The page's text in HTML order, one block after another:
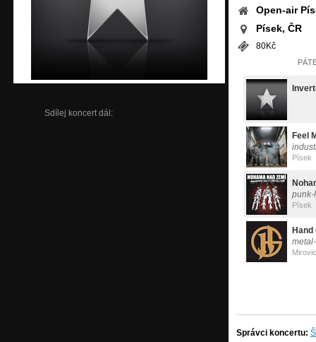
Sdílej koncert dál:
Open-air
Písek, ČR
80Kč
Feel
Písek
punk-
Písek
Hand
Správci koncertu: